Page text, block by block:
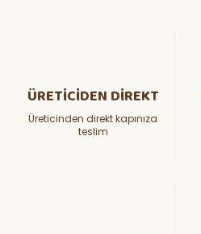
ÜRETİCİDEN DİREKT
Üreticinden direkt kapınıza
teslim